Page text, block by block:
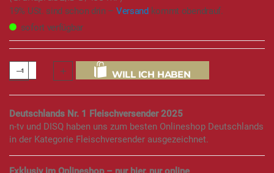
19% USt. sind schon drin – Versandkommt obendrauf.
sofort verfügbar
WILL ICH HABEN
Deutschlands Nr. 1 Fleischversender 2025
n-tv und DISQ haben uns zum besten Onlineshop Deutschlands
in der Kategorie Fleischversender ausgezeichnet.